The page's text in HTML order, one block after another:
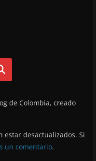
de Colombia, creado
estar desactualizados. Si
un comentario.